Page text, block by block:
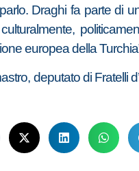
Draghi fa parte di
europea della
deputato di Fratelli